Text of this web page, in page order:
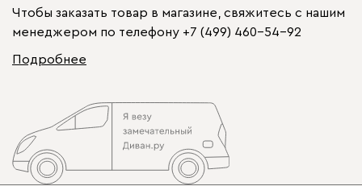
Чтобы заказать товар в магазине, свяжитесь с нашим
менеджером по телефону +7 (499) 460-54-92
Подробнее